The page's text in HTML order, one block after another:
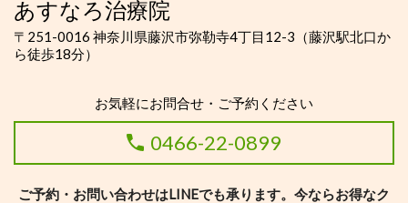
あすなろ治療院
〒251-0016 神奈川県藤沢市弥勒寺4丁目12-3（藤沢駅北口か
ら徒歩18分）
お気軽にお問合せ・ご予約ください
0466-22-0899
ご予約・お問い合わせはLINEでも承ります。今ならお得なク